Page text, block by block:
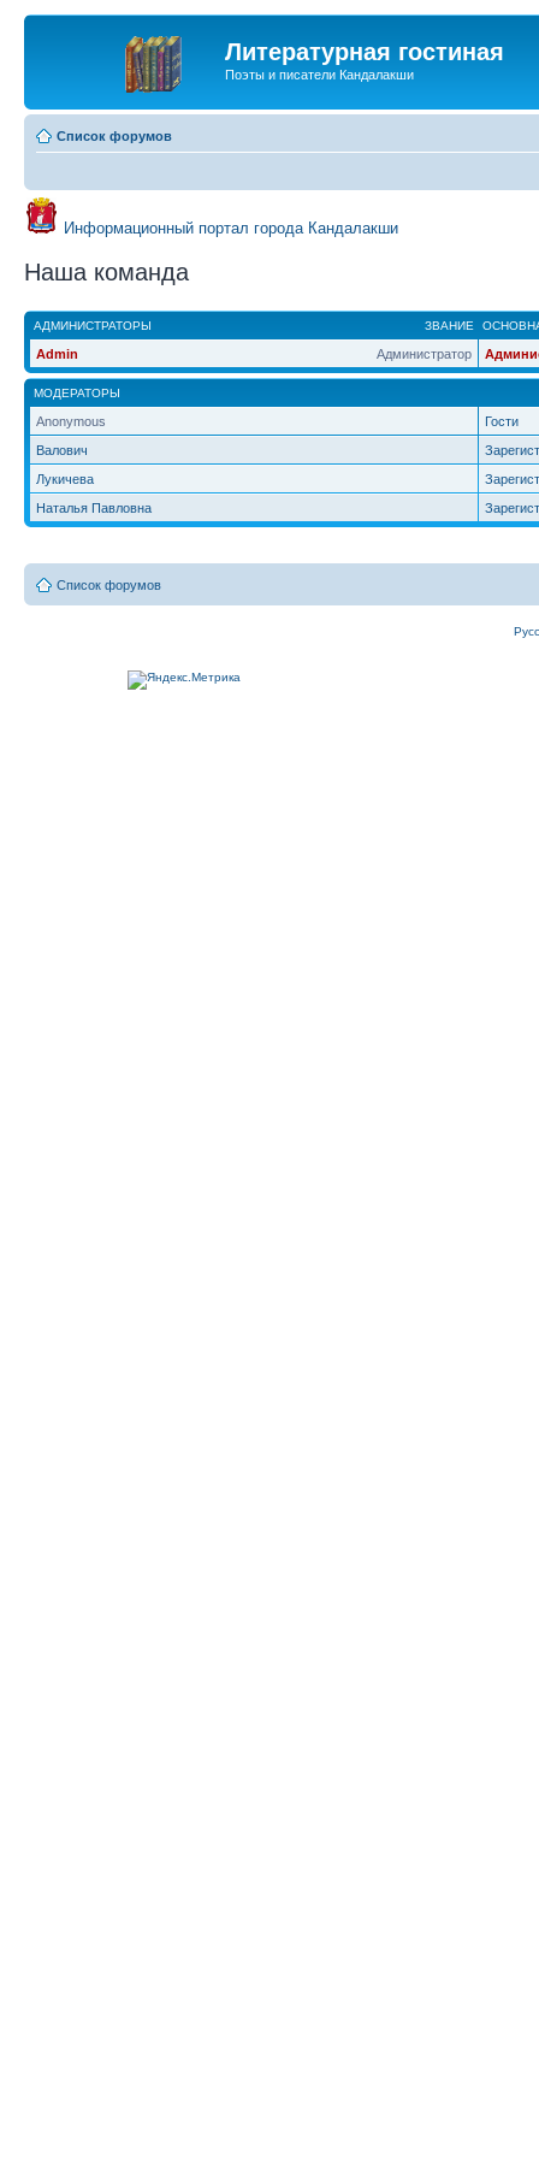
Литературная гостиная
Поэты и писатели Кандалакши
Список форумов
Информационный портал города Кандалакши
Наша команда
ЗВАНИЕ
АДМИНИСТРАТОРЫ
Администратор
Admin
МОДЕРАТОРЫ
Anonymous
Гости
Валович
Лукичева
Наталья Павловна
Список форумов